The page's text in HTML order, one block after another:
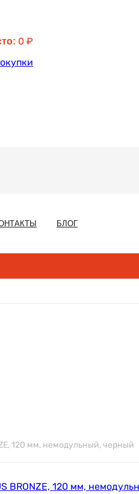
0 ₽
БЛОГ
120 мм, немодульный, черный